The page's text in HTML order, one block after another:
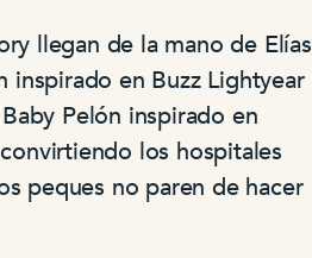
llegan de la mano de Elías
inspirado en Buzz Lightyear
Pelón inspirado en
los hospitales
peques no paren de hacer